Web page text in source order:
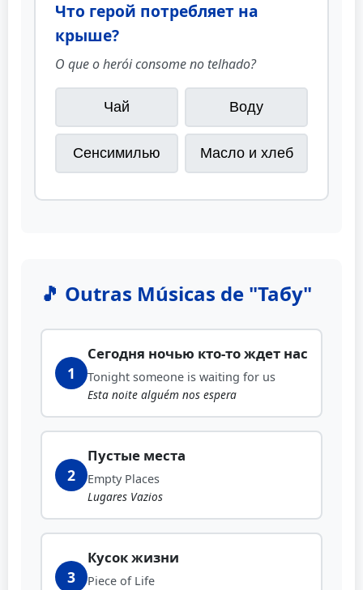
Что герой потребляет на
крыше?
O que o herói consome no telhado?
Чай Воду
Сенсимилью Масло и хлеб
🎵 Outras Músicas de "Табу"
1
Сегодня ночью кто-то ждет нас
Tonight someone is waiting for us
Esta noite alguém nos espera
2
Пустые места
Empty Places
Lugares Vazios
3
Кусок жизни
Piece of Life